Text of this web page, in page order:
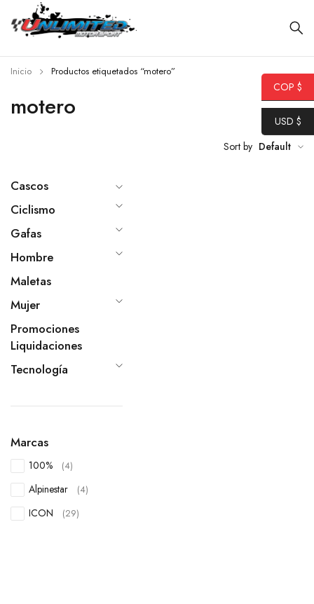
motero
Inicio Productos etiquetados “motero”
Cascos
Ciclismo
Gafas
Hombre
Maletas
Mujer
Promociones
Liquidaciones
Tecnología
Marcas
100% (4)
Alpinestar (4)
ICON (29)
Sort by Default
COP $
USD $